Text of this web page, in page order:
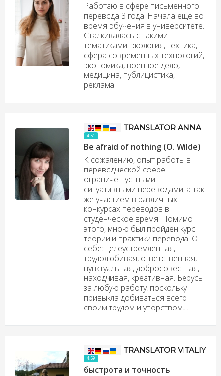
Работаю в сфере письменного
перевода 3 года. Начала ещё во
время обучения в университете.
Сталкивалась с такими
тематиками: экология, техника,
сфера современных технологий,
экономика, военное дело,
медицина, публицистика,
реклама.
TRANSLATOR ANNA
4.51
Be afraid of nothing (O. Wilde)
К сожалению, опыт работы в
переводческой сфере
ограничен устными
ситуативными переводами, а так
же участием в различных
конкурсах переводов в
студенческое время. Помимо
этого, мною был пройден курс
теории и практики перевода. О
себе: целеустремленная,
трудолюбивая, ответственная,
пунктуальная, добросовестная,
находчивая, креативная. Берусь
за любую работу, поскольку
привыкла добиваться всего
своим трудом и упорством....
TRANSLATOR VITALIY
4.59
быстрота и точность